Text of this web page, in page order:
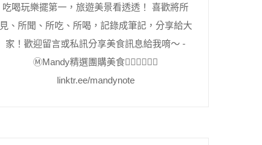
吃喝玩樂擺第一，旅遊美景看透透！ 喜歡將所
見、所聞、所吃、所喝，記錄成筆記，分享給大
家！歡迎留言或私訊分享美食訊息給我唷～ -
Ⓜ️Mandy精選團購美食👇🏻👇🏻👇🏻
linktr.ee/mandynote